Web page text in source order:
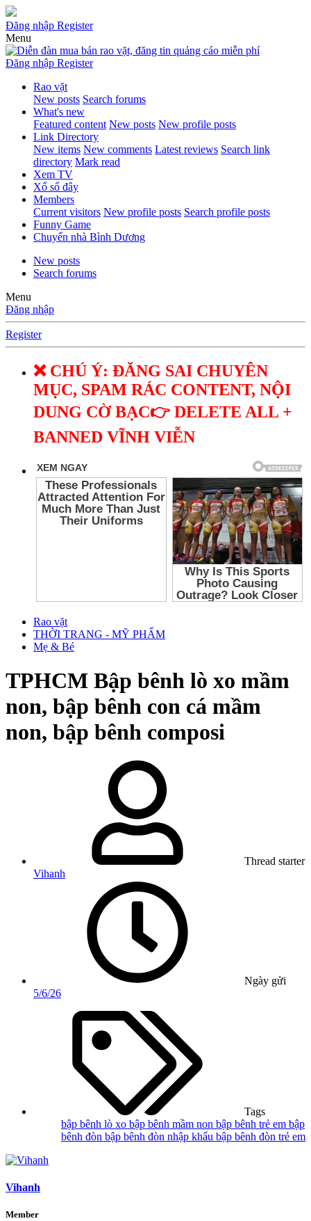
Đăng nhập Register
Menu
Đăng nhập Register
Rao vặt
New posts Search forums
What's new
Featured content New posts New profile posts
Link Directory
New items New comments Latest reviews Search link
directory Mark read
Xem TV
Xổ số đây
Members
Current visitors New profile posts Search profile posts
Funny Game
Chuyển nhà Bình Dương
New posts
Search forums
Menu
Đăng nhập
Register
❌ CHÚ Ý: ĐĂNG SAI CHUYÊN
MỤC, SPAM RÁC CONTENT, NỘI
DUNG CỜ BẠC👉 DELETE ALL +
BANNED VĨNH VIỄN
Rao vặt
THỜI TRANG - MỸ PHẨM
Mẹ & Bé
TPHCM Bập bênh lò xo mầm
non, bập bênh con cá mầm
non, bập bênh composi
Thread starter
Vihanh
Ngày gửi
5/6/26
Tags
bập bênh lò xo bập bênh mầm non bập bênh trẻ em bập
bênh đòn bập bênh đòn nhập khẩu bập bênh đòn trẻ em
Vihanh
Member